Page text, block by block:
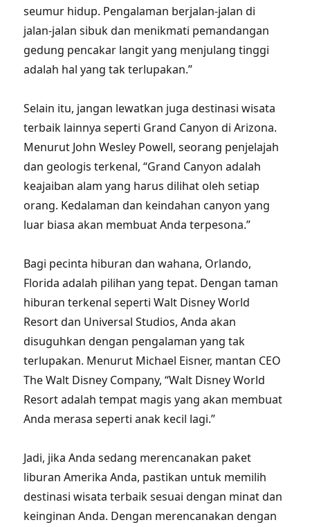
seumur hidup. Pengalaman berjalan-jalan di
jalan-jalan sibuk dan menikmati pemandangan
gedung pencakar langit yang menjulang tinggi
adalah hal yang tak terlupakan.”
Selain itu, jangan lewatkan juga destinasi wisata
terbaik lainnya seperti Grand Canyon di Arizona.
Menurut John Wesley Powell, seorang penjelajah
dan geologis terkenal, “Grand Canyon adalah
keajaiban alam yang harus dilihat oleh setiap
orang. Kedalaman dan keindahan canyon yang
luar biasa akan membuat Anda terpesona.”
Bagi pecinta hiburan dan wahana, Orlando,
Florida adalah pilihan yang tepat. Dengan taman
hiburan terkenal seperti Walt Disney World
Resort dan Universal Studios, Anda akan
disuguhkan dengan pengalaman yang tak
terlupakan. Menurut Michael Eisner, mantan CEO
The Walt Disney Company, “Walt Disney World
Resort adalah tempat magis yang akan membuat
Anda merasa seperti anak kecil lagi.”
Jadi, jika Anda sedang merencanakan paket
liburan Amerika Anda, pastikan untuk memilih
destinasi wisata terbaik sesuai dengan minat dan
keinginan Anda. Dengan merencanakan dengan